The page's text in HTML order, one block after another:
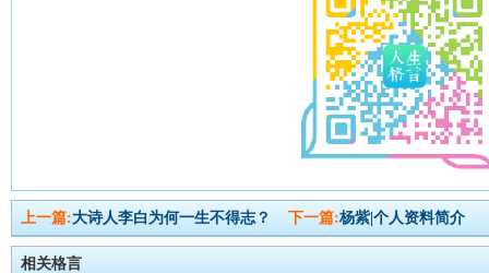
上一篇:大诗人李白为何一生不得志？ 下一篇:杨紫|个人资料简介
相关格言